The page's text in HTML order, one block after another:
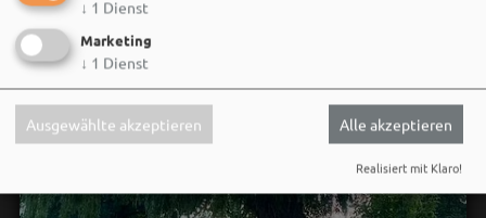
↓ 1 Dienst
Marketing
↓ 1 Dienst
Ausgewählte akzeptieren Alle akzeptieren
Realisiert mit Klaro!